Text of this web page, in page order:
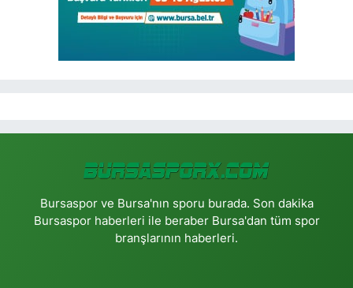
Bursaspor ve Bursa'nın sporu burada. Son dakika
Bursaspor haberleri ile beraber Bursa'dan tüm spor
branşlarının haberleri.